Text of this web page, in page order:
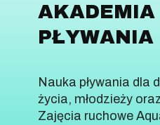
PŁYWANIA
Nauka pływania dla
życia, młodzieży
Zajęcia ruchowe